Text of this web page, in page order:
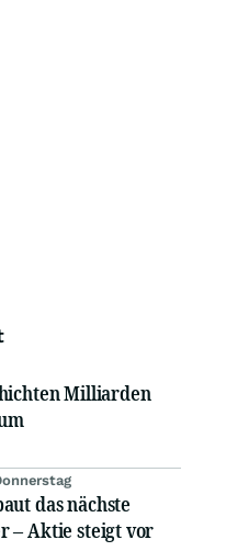
Milliarden
das nächste
– Aktie steigt vor